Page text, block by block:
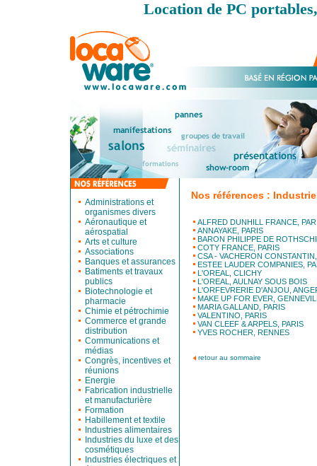
Location de PC
Administrations et
organismes divers
Aéronautique et
aérospatial
Arts et culture
Associations
Banques et assurances
Batiments et travaux
publics
Biotechnologie et
pharmacie
Chimie et pétrochimie
Commerce et grande
distribution
Communications et
médias
Congrès, incentives et
réunions
Energie
Fabrication industrielle
et manufacturière
Formation
Habillement et textile
Industries alimentaires
Industries du luxe et des
cosmétiques
Industries électriques et
Nos références :
ALFRED DUNHILL FRANCE,
ANNAYAKE, PARIS
BARON PHILIPPE DE
COTY FRANCE, PARIS
CSA - VACHERON
ESTEE LAUDER COMPANIES,
L'OREAL, CLICHY
L'OREAL, AULNAY SOUS BOIS
L'ORFEVRERIE D'ANJOU,
MAKE UP FOR EVER,
MARIA GALLAND, PARIS
VALENTINO, PARIS
VAN CLEEF & ARPELS, PARIS
YVES ROCHER, RENNES
retour au sommaire